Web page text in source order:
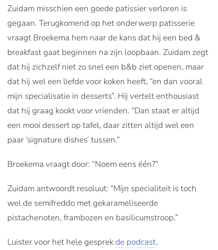
Zuidam misschien een goede patissier verloren is
gegaan. Terugkomend op het onderwerp patisserie
vraagt Broekema hem naar de kans dat hij een bed &
breakfast gaat beginnen na zijn loopbaan. Zuidam zegt
dat hij zichzelf niet zo snel een b&b ziet openen, maar
dat hij wel een liefde voor koken heeft, “en dan vooral
mijn specialisatie in desserts”. Hij vertelt enthousiast
dat hij graag kookt voor vrienden. “Dan staat er altijd
een mooi dessert op tafel, daar zitten altijd wel een
paar ‘signature dishes’ tussen.”
Broekema vraagt door: “Noem eens één?”
Zuidam antwoordt resoluut: “Mijn specialiteit is toch
wel de semifreddo met gekarameliseerde
pistachenoten, frambozen en basilicumstroop.”
Luister voor het hele gesprekde podcast.